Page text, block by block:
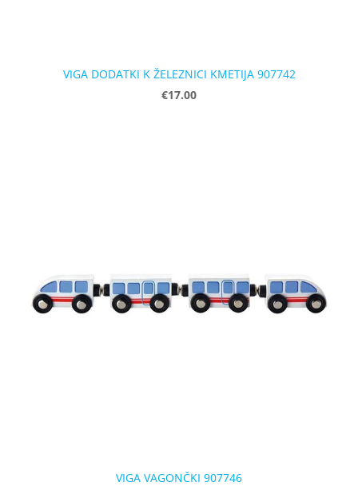
VIGA DODATKI K ŽELEZNICI KMETIJA 907742
€17.00
VIGA VAGONČKI 907746